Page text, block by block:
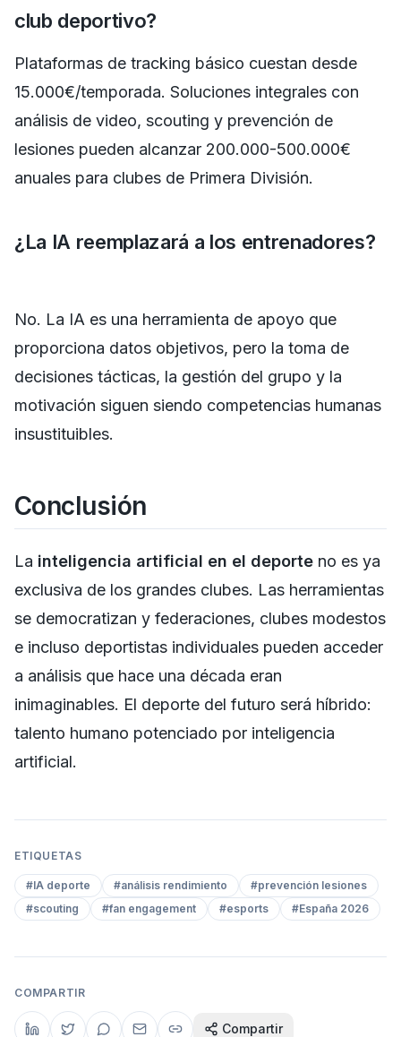
club deportivo?
Plataformas de tracking básico cuestan desde
15.000€/temporada. Soluciones integrales con
análisis de video, scouting y prevención de
lesiones pueden alcanzar 200.000-500.000€
anuales para clubes de Primera División.
¿La IA reemplazará a los entrenadores?
No. La IA es una herramienta de apoyo que
proporciona datos objetivos, pero la toma de
decisiones tácticas, la gestión del grupo y la
motivación siguen siendo competencias humanas
insustituibles.
Conclusión
La inteligencia artificial en el deporte no es ya
exclusiva de los grandes clubes. Las herramientas
se democratizan y federaciones, clubes modestos
e incluso deportistas individuales pueden acceder
a análisis que hace una década eran
inimaginables. El deporte del futuro será híbrido:
talento humano potenciado por inteligencia
artificial.
ETIQUETAS
#IA deporte #análisis rendimiento #prevención lesiones
#scouting #fan engagement #esports #España 2026
COMPARTIR
Compartir